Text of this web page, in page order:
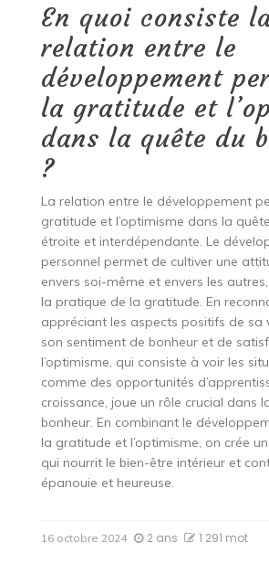
En quoi consiste
relation entre le
développement
la gratitude et
dans la quête du
?
La relation entre le développement
gratitude et l’optimisme dans la
étroite et interdépendante. Le
personnel permet de cultiver une
envers soi-même et envers les
la pratique de la gratitude. En
appréciant les aspects positifs de sa
son sentiment de bonheur et de
l’optimisme, qui consiste à voir les
comme des opportunités
croissance, joue un rôle crucial dans
bonheur. En combinant le
la gratitude et l’optimisme, on crée
qui nourrit le bien-être intérieur et
épanouie et heureuse.
16 octobre 2024 2 ans 1 291 mot